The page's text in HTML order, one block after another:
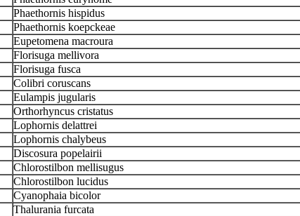
Phaethornis hispidus
Phaethornis koepckeae
Eupetomena macroura
Florisuga mellivora
Florisuga fusca
Colibri coruscans
Eulampis jugularis
Orthorhyncus cristatus
Lophornis delattrei
Lophornis chalybeus
Discosura popelairii
Chlorostilbon mellisugus
Chlorostilbon lucidus
Cyanophaia bicolor
Thalurania furcata